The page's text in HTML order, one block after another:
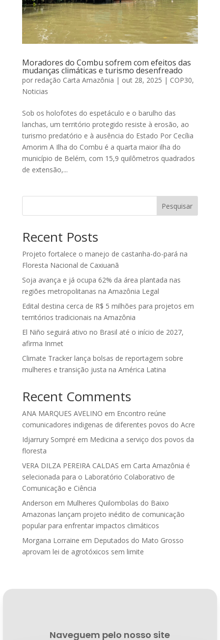
Moradores do Combu sofrem com efeitos das
mudanças climáticas e turismo desenfreado
por redação Carta Amazônia | out 28, 2025 | COP30,
Noticias
Sob os holofotes do espetáculo e o barulho das
lanchas, um território protegido resiste à erosão, ao
turismo predatório e à ausência do Estado Por Cecília
Amorim A Ilha do Combu é a quarta maior ilha do
município de Belém, com 15,9 quilômetros quadrados
de extensão,...
Pesquisar
Recent Posts
Projeto fortalece o manejo de castanha-do-pará na
Floresta Nacional de Caxiuanã
Soja avança e já ocupa 62% da área plantada nas
regiões metropolitanas na Amazônia Legal
Edital destina cerca de R$ 5 milhões para projetos em
territórios tradicionais na Amazônia
El Niño seguirá ativo no Brasil até o início de 2027,
afirma Inmet
Climate Tracker lança bolsas de reportagem sobre
mulheres e transição justa na América Latina
Recent Comments
ANA MARQUES AVELINO em Encontro reúne
comunicadores indigenas de diferentes povos do Acre
Idjarrury Sompré em Medicina a serviço dos povos da
floresta
VERA DILZA PEREIRA CALDAS em Carta Amazônia é
selecionada para o Laboratório Colaborativo de
Comunicação e Ciência
Anderson em Mulheres Quilombolas do Baixo
Amazonas lançam projeto inédito de comunicação
popular para enfrentar impactos climáticos
Morgana Lorraine em Deputados do Mato Grosso
aprovam lei de agrotóxicos sem limite
Naveguem pelo nosso site